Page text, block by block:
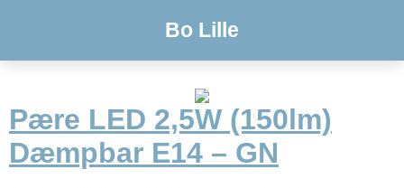
Bo Lille
Pære LED 2,5W (150lm)
Dæmpbar E14 – GN